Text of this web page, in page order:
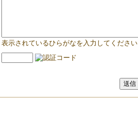
表示されているひらがなを入力してください